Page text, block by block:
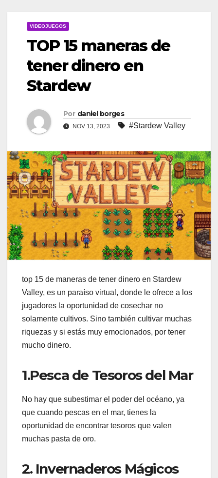
VIDEOJUEGOS
TOP 15 maneras de
tener dinero en
Stardew
Por daniel borges
NOV 13, 2023 #Stardew Valley
top 15 de maneras de tener dinero en Stardew
Valley, es un paraíso virtual, donde le ofrece a los
jugadores la oportunidad de cosechar no
solamente cultivos. Sino también cultivar muchas
riquezas y si estás muy emocionados, por tener
mucho dinero.
1.Pesca de Tesoros del Mar
No hay que subestimar el poder del océano, ya
que cuando pescas en el mar, tienes la
oportunidad de encontrar tesoros que valen
muchas pasta de oro.
2. Invernaderos Mágicos